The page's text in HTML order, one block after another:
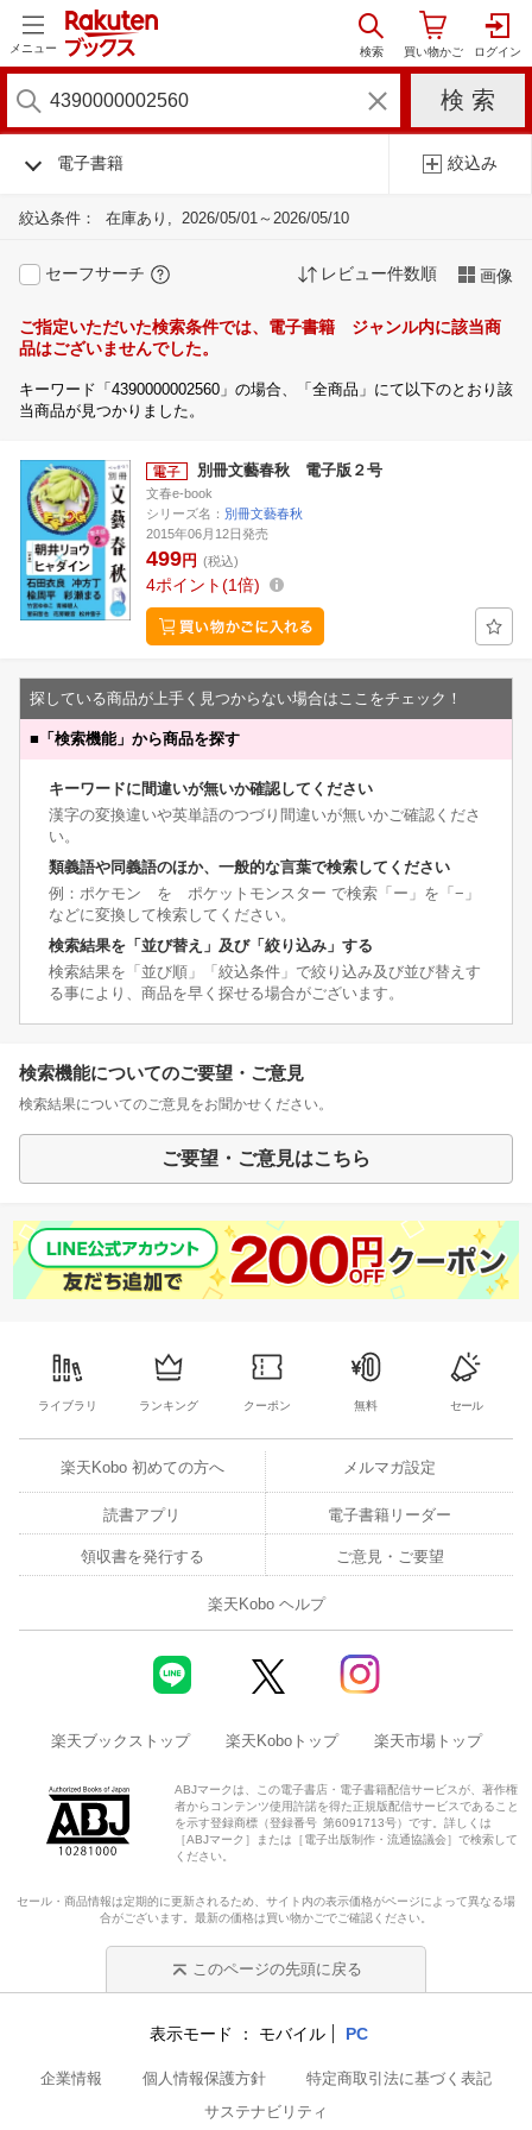
メニュー
電子書籍 絞込み
絞込条件： 在庫あり 2026/05/01～2026/05/10
セーフサーチ レビュー件数順 画像
ご指定いただいた検索条件では、電子書籍 ジャンル内に該当商
品はございませんでした。
キーワード「4390000002560」の場合、「全商品」にて以下のとおり該
当商品が見つかりました。
別冊文藝春秋 電子版２号
文春e-book
シリーズ名： 別冊文藝春秋
2015年06月12日発売
499円 (税込)
4ポイント 1倍
探している商品が上手く見つからない場合はここをチェック！
■ 「検索機能」から商品を探す
キーワードに間違いが無いか確認してください
漢字の変換違いや英単語のつづり間違いが無いかご確認くださ
い。
類義語や同義語のほか、一般的な言葉で検索してください
例：ポケモン を ポケットモンスター で検索「ー」を「−」
などに変換して検索してください。
検索結果を「並び替え」及び「絞り込み」する
検索結果を「並び順」「絞込条件」で絞り込み及び並び替えす
る事により、商品を早く探せる場合がございます。
検索機能についてのご要望・ご意見
検索結果についてのご意見をお聞かせください。
ご要望・ご意見はこちら
ライブラリ ランキング クーポン 無料 セール
楽天Kobo 初めての方へ メルマガ設定
読書アプリ 電子書籍リーダー
領収書を発行する ご意見・ご要望
楽天Kobo ヘルプ
楽天ブックストップ 楽天Koboトップ 楽天市場トップ
ABJマークは、この電子書店・電子書籍配信サービスが、著作権
者からコンテンツ使用許諾を得た正規版配信サービスであること
を示す登録商標（登録番号 第6091713号）です。詳しくは
［ABJマーク］または［電子出版制作・流通協議会］で検索して
ください。
セール・商品情報は定期的に更新されるため、サイト内の表示価格がページによって異なる場
合がございます。最新の価格は買い物かごでご確認ください。
このページの先頭に戻る
表示モード モバイル PC
企業情報 個人情報保護方針
特定商取引法に基づく表記
サステナビリティ